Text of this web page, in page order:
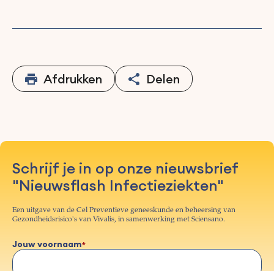
Afdrukken Delen
Schrijf je in op onze nieuwsbrief
"Nieuwsflash Infectieziekten"
Een uitgave van de Cel Preventieve geneeskunde en beheersing van
Gezondheidsrisico's van Vivalis, in samenwerking met Sciensano.
Jouw voornaam